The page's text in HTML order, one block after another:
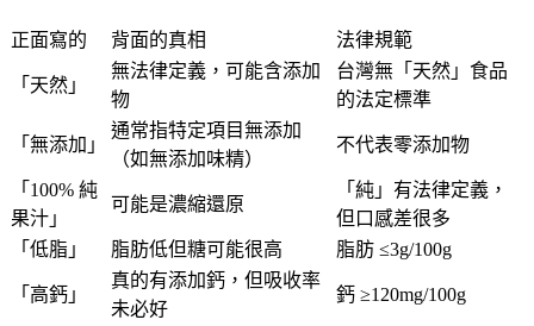
正面寫的 背面的真相 法律規範
「天然」
無法律定義，可能含添加
物
台灣無「天然」食品
的法定標準
「無添加」
通常指特定項目無添加
（如無添加味精）
不代表零添加物
「100% 純
果汁」
可能是濃縮還原
「純」有法律定義，
但口感差很多
「低脂」
脂肪低但糖可能很高 脂肪 ≤3g/100g
「高鈣」
真的有添加鈣，但吸收率
未必好
鈣 ≥120mg/100g